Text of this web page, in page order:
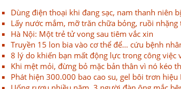
Dùng điện thoại khi đang sạc, nam thanh niên
Lấy nước mắm, mỡ trăn chữa bỏng, ruồi
Hà Nội: Một trẻ tử vong sau tiêm vắc xin
Truyền 15 lon bia vào cơ thể để… cứu bệnh
8 lý do khiến bạn mất động lực trong công việc
Khi mệt mỏi, đừng bỏ mặc bản thân vì nó kéo
Phát hiện 300.000 bao cao su, gel bôi trơn